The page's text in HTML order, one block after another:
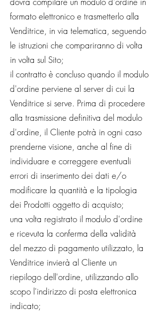
formato elettronico e trasmetterlo alla
Venditrice, in via telematica, seguendo
le istruzioni che compariranno di volta
in volta sul Sito;
il contratto è concluso quando il modulo
d'ordine perviene al server di cui la
Venditrice si serve. Prima di procedere
alla trasmissione definitiva del modulo
d'ordine, il Cliente potrà in ogni caso
prenderne visione, anche al fine di
individuare e correggere eventuali
errori di inserimento dei dati e/o
modificare la quantità e la tipologia
dei Prodotti oggetto di acquisto;
una volta registrato il modulo d'ordine
e ricevuta la conferma della validità
del mezzo di pagamento utilizzato, la
Venditrice invierà al Cliente un
riepilogo dell'ordine, utilizzando allo
scopo l'indirizzo di posta elettronica
indicato;